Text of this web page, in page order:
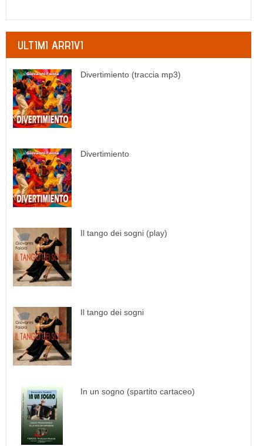
ULTIMI ARRIVI
Divertimiento (traccia mp3)
Divertimiento
Il tango dei sogni (play)
Il tango dei sogni
In un sogno (spartito cartaceo)